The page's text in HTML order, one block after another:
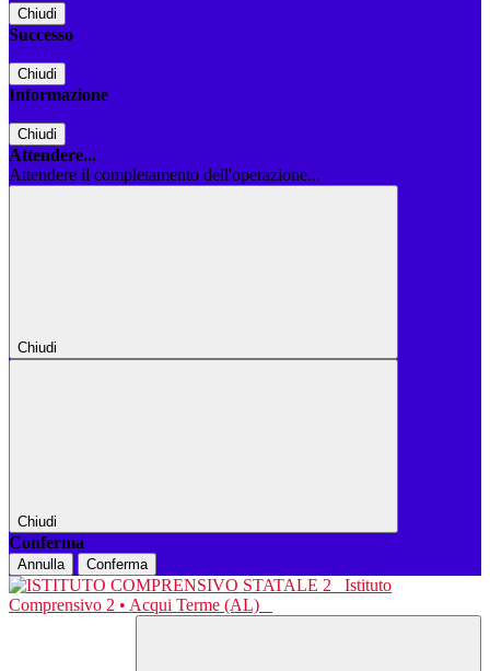
Chiudi
Successo
Chiudi
Informazione
Chiudi
Attendere...
Attendere il completamento dell'operazione...
Chiudi
Chiudi
Conferma
Annulla Conferma
Istituto
Comprensivo 2 • Acqui Terme (AL)